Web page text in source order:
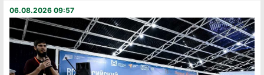
06.08.2026 09:57